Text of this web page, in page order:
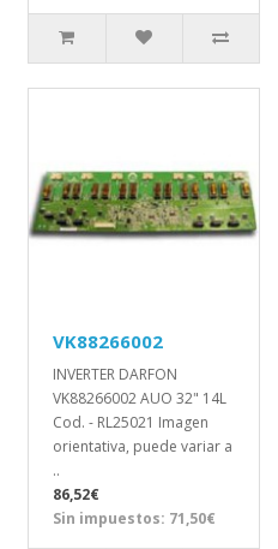
VK88266002
INVERTER DARFON
VK88266002 AUO 32" 14L
Cod. - RL25021 Imagen
orientativa, puede variar a
..
86,52€
Sin impuestos: 71,50€